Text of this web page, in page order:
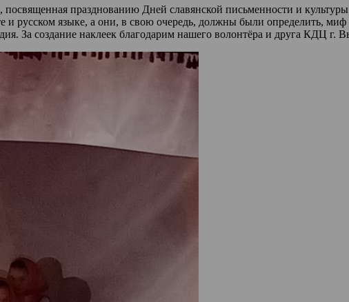
празднованию Дней славянской письменности и
языке, а они, в свою очередь, должны были определить, миф
За создание наклеек благодарим нашего волонтёра и друга КДЦ г.